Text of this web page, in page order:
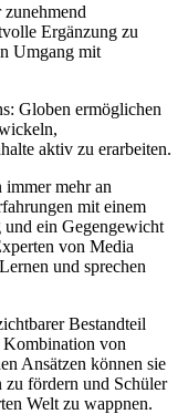
Ergänzung zu
Umgang mit
Globen ermöglichen
aktiv zu erarbeiten.
mehr an
mit einem
und ein Gegengewicht
von Media
und sprechen
Bestandteil
Kombination von
Ansätzen können sie
zu fördern und Schüler
Welt zu wappnen.